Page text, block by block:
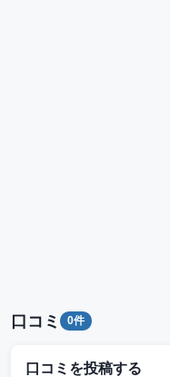
口コミ 0件
口コミを投稿する